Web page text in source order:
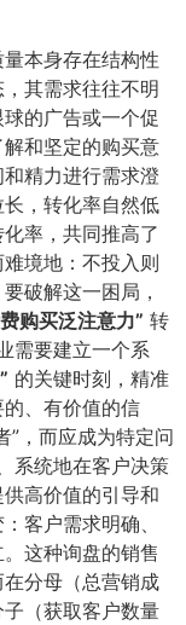
本身存在结构性
其需求往往不明
的广告或一个促
和坚定的购买意
精力进行需求澄
，转化率自然低
率，共同推高了
境地：不投入则
破解这一困局，
购买泛注意力”​ 转
需要建立一个系
的关键时刻，精准
、有价值的信
”，而应成为特定问
系统地在客户决策
高价值的引导和
客户需求明确、
这种询盘的销售
分母（总营销成
（获取客户数量